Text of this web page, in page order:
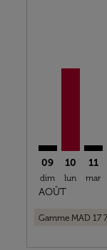
CMN–GIG:
09
dim
AOÛT
10
lun
11
mar
Gamme MAD 17